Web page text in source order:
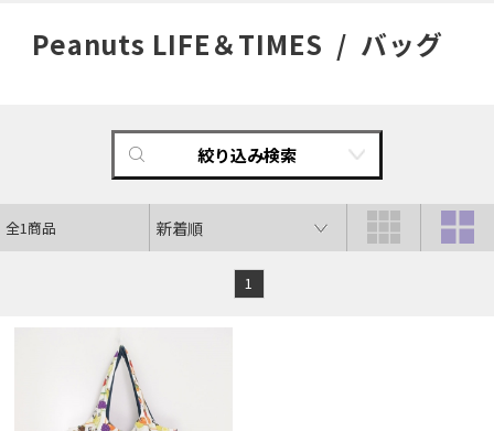
Peanuts LIFE＆TIMES / バッグ
絞り込み検索
全1商品
1